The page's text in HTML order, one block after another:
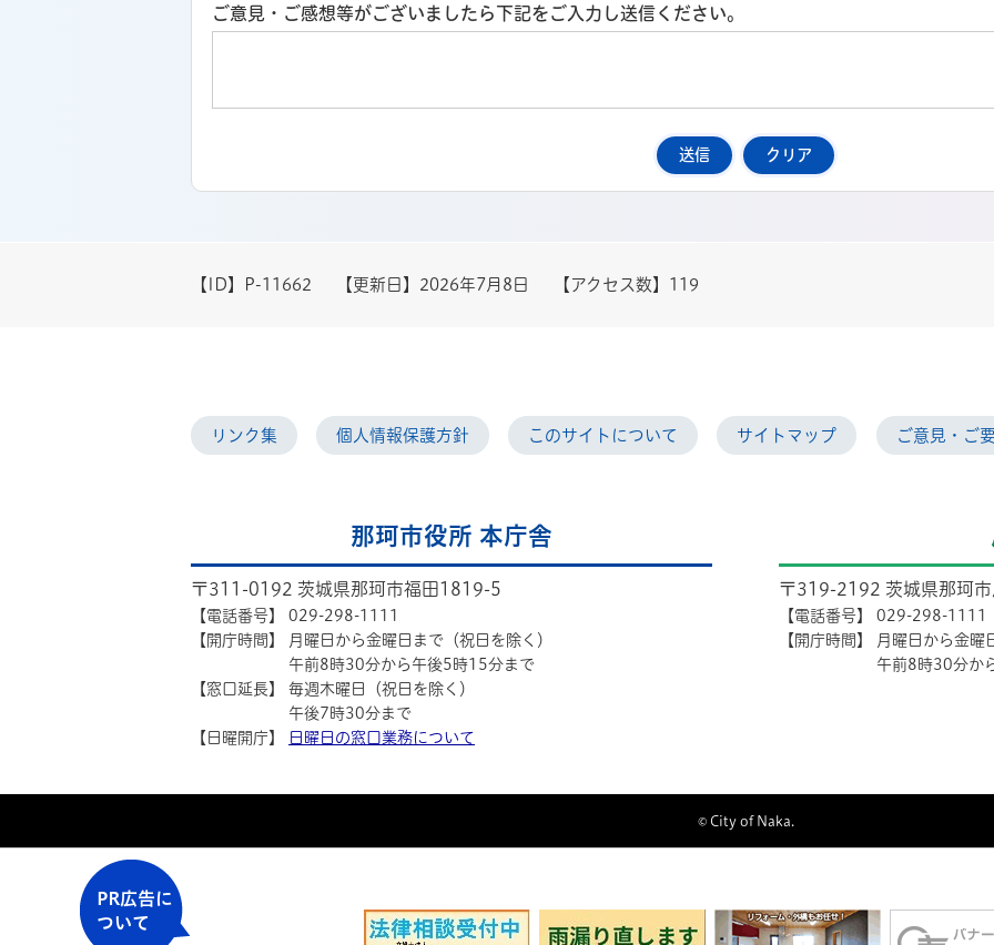
ご意見・ご感想等がございましたら下記をご入力し送信ください。
【ID】 P-11662 【更新日】 2026年7月8日 【アクセス数】 119
リンク集 個人情報保護方針 このサイトについて サイトマップ ご意見・ご
那珂市役所 本庁舎
〒311-0192 茨城県那珂市福田1819-5
【電話番号】
029-298-1111
【開庁時間】
月曜日から金曜日まで（祝日を除く）
午前8時30分から午後5時15分まで
【窓口延長】
毎週木曜日（祝日を除く）
午後7時30分まで
【日曜開庁】
日曜日の窓口業務について
〒319-2192 茨城県那珂
【電話番号】
029-298-1111
【開庁時間】
月曜日から金曜
午前8時30分か
© City of Naka.
PR広告に
ついて